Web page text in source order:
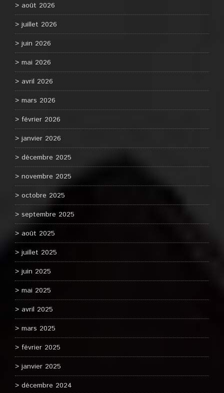
août 2026
juillet 2026
juin 2026
mai 2026
avril 2026
mars 2026
février 2026
janvier 2026
décembre 2025
novembre 2025
octobre 2025
septembre 2025
août 2025
juillet 2025
juin 2025
mai 2025
avril 2025
mars 2025
février 2025
janvier 2025
décembre 2024